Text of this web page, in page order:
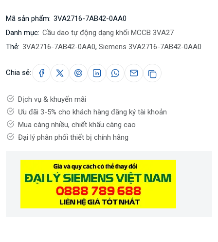
Mã sản phẩm: 3VA2716-7AB42-0AA0
Danh mục: Cầu dao tự động dạng khối MCCB 3VA27
Thẻ: 3VA2716-7AB42-0AA0, Siemens 3VA2716-7AB42-0AA0
Chia sẻ:
Dịch vụ & khuyến mãi
Ưu đãi 3-5% cho khách hàng đăng ký tài khoản
Mua càng nhiều, chiết khấu càng cao
Đại lý phân phối thiết bị chính hãng